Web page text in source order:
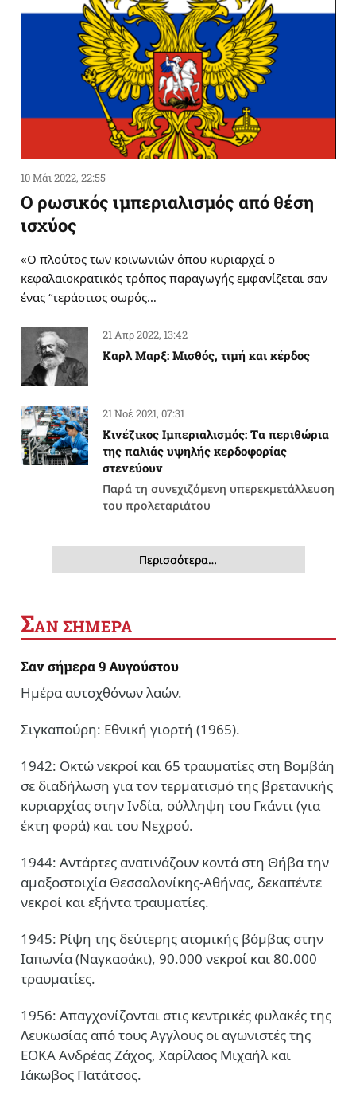
10 Μάι 2022, 22:55
Ο ρωσικός ιμπεριαλισμός από θέση
ισχύος
«Ο πλούτος των κοινωνιών όπου κυριαρχεί ο
κεφαλαιοκρατικός τρόπος παραγωγής εμφανίζεται σαν
ένας “τεράστιος σωρός…
21 Απρ 2022, 13:42
Καρλ Μαρξ: Μισθός, τιμή και κέρδος
21 Νοέ 2021, 07:31
Κινέζικος Ιμπεριαλισμός: Tα περιθώρια
της παλιάς υψηλής κερδοφορίας
στενεύουν
Παρά τη συνεχιζόμενη υπερεκμετάλλευση
του προλεταριάτου
Περισσότερα…
ΣΑΝ ΣΗΜΕΡΑ
Σαν σήμερα 9 Αυγούστου
Ημέρα αυτοχθόνων λαών.
Σιγκαπούρη: Εθνική γιορτή (1965).
1942: Οκτώ νεκροί και 65 τραυματίες στη Βομβάη
σε διαδήλωση για τον τερματισμό της βρετανικής
κυριαρχίας στην Ινδία, σύλληψη του Γκάντι (για
έκτη φορά) και του Νεχρού.
1944: Αντάρτες ανατινάζουν κοντά στη Θήβα την
αμαξοστοιχία Θεσσαλονίκης-Αθήνας, δεκαπέντε
νεκροί και εξήντα τραυματίες.
1945: Ρίψη της δεύτερης ατομικής βόμβας στην
Ιαπωνία (Ναγκασάκι), 90.000 νεκροί και 80.000
τραυματίες.
1956: Απαγχονίζονται στις κεντρικές φυλακές της
Λευκωσίας από τους Αγγλους οι αγωνιστές της
ΕΟΚΑ Ανδρέας Ζάχος, Χαρίλαος Μιχαήλ και
Ιάκωβος Πατάτσος.